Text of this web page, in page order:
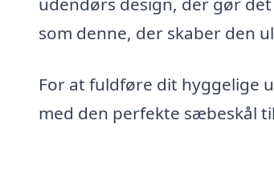
som denne, der skaber den
For at fuldføre dit hyggelige
med den perfekte sæbeskål